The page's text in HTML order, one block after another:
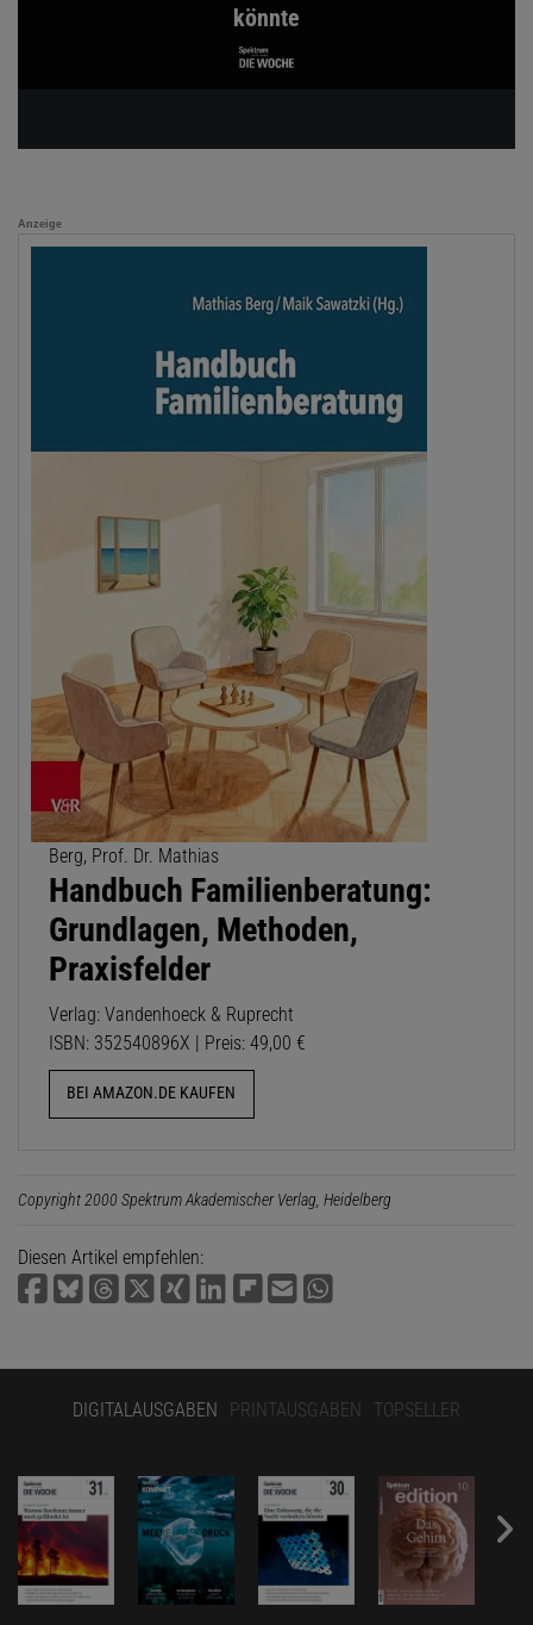
könnte
Anzeige
Berg, Prof. Dr. Mathias
Handbuch Familienberatung:
Grundlagen, Methoden,
Praxisfelder
Verlag: Vandenhoeck & Ruprecht
ISBN: 352540896X | Preis: 49,00 €
BEI AMAZON.DE KAUFEN
Copyright 2000 Spektrum Akademischer Verlag, Heidelberg
Diesen Artikel empfehlen:
DIGITALAUSGABEN PRINTAUSGABEN TOPSELLER